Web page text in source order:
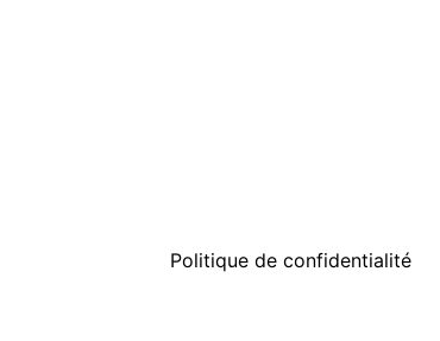
Politique de confidentialité